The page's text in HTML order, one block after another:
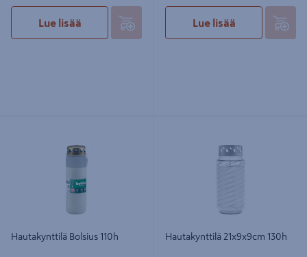
Lue lisää Lue lisää
Hautakynttilä Bolsius 110h Hautakynttilä 21x9x9cm 130h